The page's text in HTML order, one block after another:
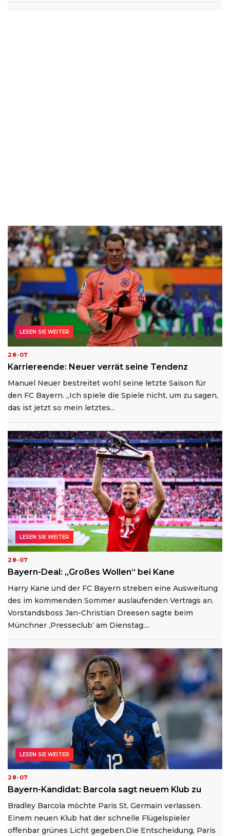
28-07
Karriereende: Neuer verrät seine Tendenz
Manuel Neuer bestreitet wohl seine letzte Saison für
den FC Bayern. „Ich spiele die Spiele nicht, um zu sagen,
das ist jetzt so mein letztes...
LESEN SIE WEITER
28-07
Bayern-Deal: „Großes Wollen“ bei Kane
Harry Kane und der FC Bayern streben eine Ausweitung
des im kommenden Sommer auslaufenden Vertrags an.
Vorstandsboss Jan-Christian Dreesen sagte beim
Münchner ‚Presseclub‘ am Dienstag:...
LESEN SIE WEITER
28-07
Bayern-Kandidat: Barcola sagt neuem Klub zu
Bradley Barcola möchte Paris St. Germain verlassen.
Einem neuen Klub hat der schnelle Flügelspieler
offenbar grünes Licht gegeben.Die Entscheidung, Paris
LESEN SIE WEITER